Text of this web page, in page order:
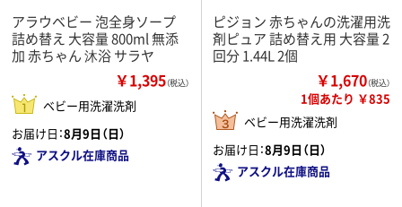
アラウベビー 泡全身ソープ
詰め替え 大容量 800ml 無添
加 赤ちゃん 沐浴 サラヤ
￥1,395（税込）
ベビー用洗濯洗剤
お届け日：8月9日（日）
アスクル在庫商品
ピジョン 赤ちゃんの洗濯用洗
剤ピュア 詰め替え用 大容量 2
回分 1.44L 2個
￥1,670（税込）
1個あたり ￥835
ベビー用洗濯洗剤
お届け日：8月9日（日）
アスクル在庫商品